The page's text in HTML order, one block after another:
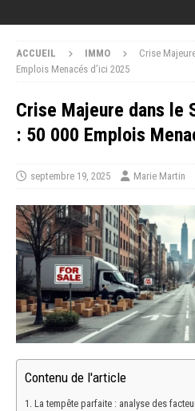
ACCUEIL IMMO
Crise
Emplois Menacés d’ici 2025
Crise Majeure dans le
: 50 000 Emplois
septembre 19, 2025 Marie Martin
Contenu de l'article
La tempête parfaite : analyse des